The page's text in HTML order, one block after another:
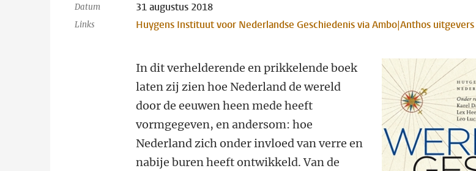
Datum 31 augustus 2018
Links Huygens Instituut voor Nederlandse Geschiedenis via Ambo|Anthos uitgevers
In dit verhelderende en prikkelende boek
laten zij zien hoe Nederland de wereld
door de eeuwen heen mede heeft
vormgegeven, en andersom: hoe
Nederland zich onder invloed van verre en
nabije buren heeft ontwikkeld. Van de